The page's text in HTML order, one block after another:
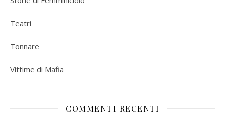
Teatri
Tonnare
Vittime di Mafia
COMMENTI RECENTI